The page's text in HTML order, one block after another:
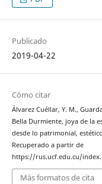
Publicado
2019-04-22
Cómo citar
Álvarez Cuéllar, Y. M.,
Bella Durmiente, joya de la
desde lo patrimonial,
Recuperado a partir de
https://rus.ucf.edu.cu/
Más formatos de cita